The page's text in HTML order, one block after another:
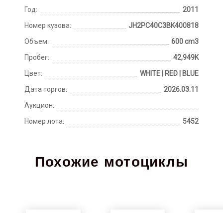
Год:
2011
Номер кузова:
JH2PC40C3BK400818
Объем:
600 cm3
Пробег:
42,949K
Цвет:
WHITE | RED | BLUE
Дата торгов:
2026.03.11
Аукцион:
Номер лота:
5452
Похожие мотоциклы